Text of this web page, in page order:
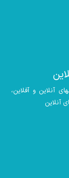
آنلاین و آفلاین،
آنلاین